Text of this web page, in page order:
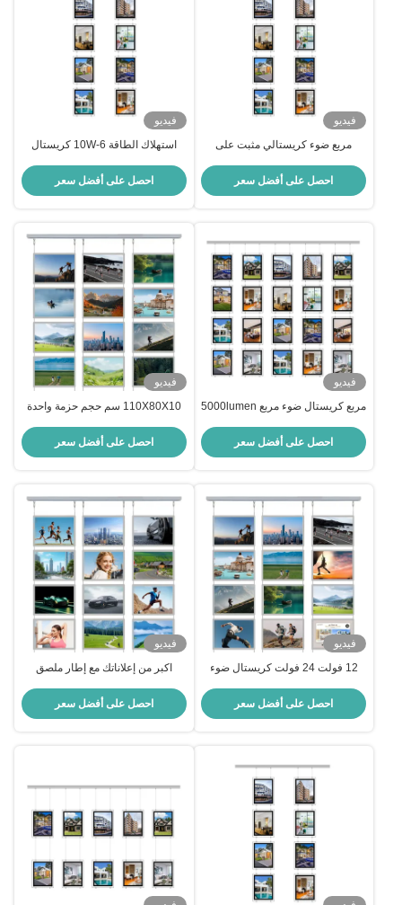
فيديو
مربع ضوء كريستالي مثبت على
لوحة عرض إعلانية
احصل على أفضل سعر
فيديو
استهلاك الطاقة 6-10W كريستال
احصل على أفضل سعر
فيديو
مربع كريستال ضوء مربع 5000lumen
للكريستالات CE
احصل على أفضل سعر
فيديو
110X80X10 سم حجم حزمة واحدة
صديقة للبيئة
احصل على أفضل سعر
فيديو
12 فولت 24 فولت كريستال ضوء
لعرض نافذة العقارات
احصل على أفضل سعر
فيديو
اكبر من إعلاناتك مع إطار ملصق
احصل على أفضل سعر